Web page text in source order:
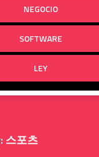
NEGOCIO
SOFTWARE
LEY
스포츠